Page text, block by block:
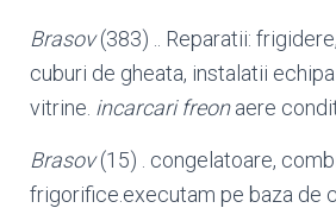
Brasov(383) .. Reparatii:
cuburi de gheata, instalatii
vitrine. incarcari freonaere
Brasov(15) . congelatoare,
frigorifice.executam pe baza de